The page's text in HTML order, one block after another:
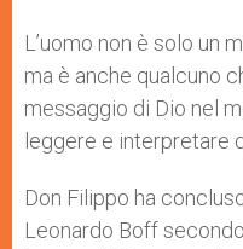
L’uomo non è solo un
ma è anche qualcuno
messaggio di Dio nel
leggere e interpretare
Don Filippo ha
Leonardo Boff